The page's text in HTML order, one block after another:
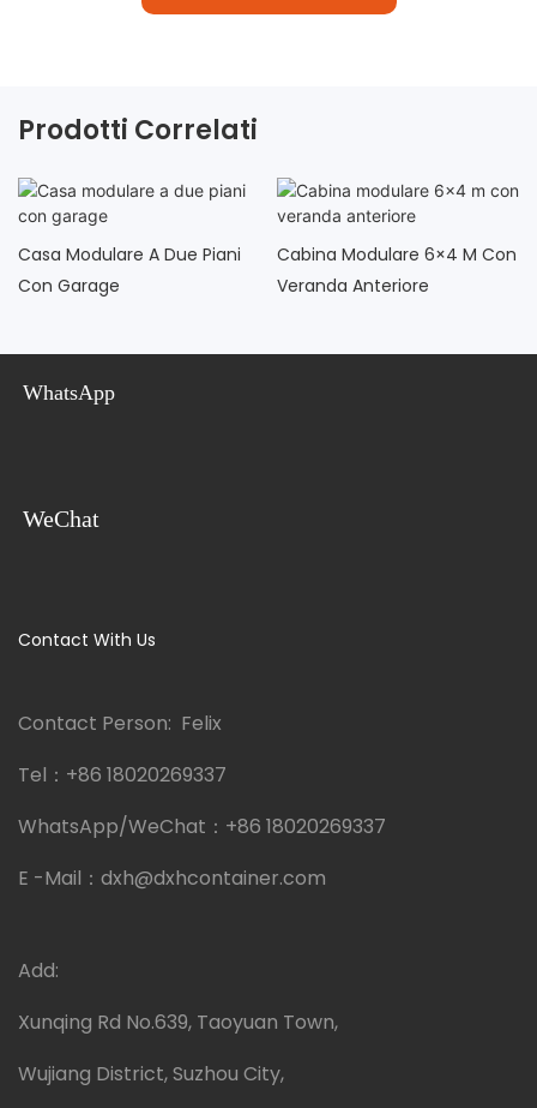
Prodotti Correlati
Casa Modulare A Due Piani
Con Garage
Cabina Modulare 6×4 M Con
Veranda Anteriore
WhatsApp
WeChat
Contact With Us
Contact Person: Felix
Tel： +86 18020269337
WhatsApp/WeChat： +86 18020269337
E -Mail： dxh@dxhcontainer.com
Add:
Xunqing Rd No.639, Taoyuan Town,
Wujiang District, Suzhou City,